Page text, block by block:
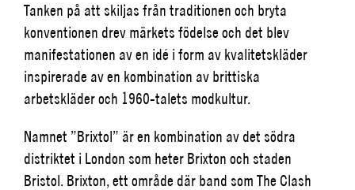
Tanken på att skiljas från traditionen och bryta
konventionen drev märkets födelse och det blev
manifestationen av en idé i form av kvalitetskläder
inspirerade av en kombination av brittiska
arbetskläder och 1960-talets modkultur.
Namnet ”Brixtol” är en kombination av det södra
distriktet i London som heter Brixton och staden
Bristol. Brixton, ett område där band som The Clash